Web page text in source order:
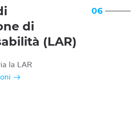
di
(LAR)
la LAR
06